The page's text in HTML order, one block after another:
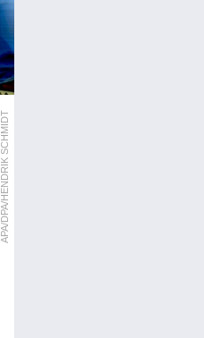
APA/DPA/HENDRIK SCHMIDT